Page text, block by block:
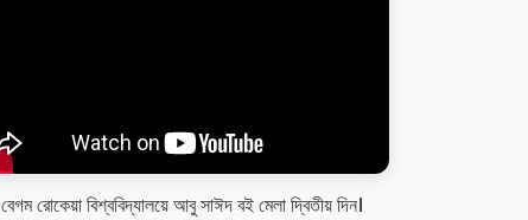
বেগম রোকেয়া বিশ্ববিদ্যালয়ে আবু সাঈদ বই মেলা দ্বিতীয় দিন।